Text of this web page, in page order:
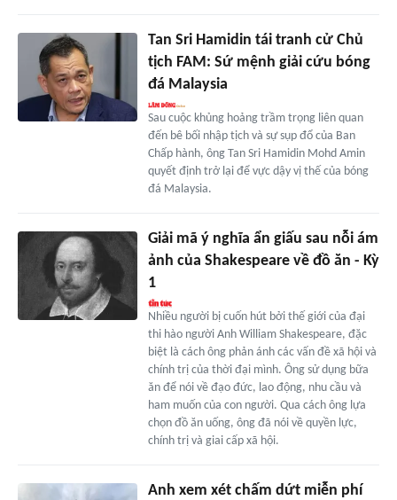
Tan Sri Hamidin tái tranh cử Chủ
tịch FAM: Sứ mệnh giải cứu bóng
đá Malaysia
Sau cuộc khủng hoảng trầm trọng liên quan
đến bê bối nhập tịch và sự sụp đổ của Ban
Chấp hành, ông Tan Sri Hamidin Mohd Amin
quyết định trở lại để vực dậy vị thế của bóng
đá Malaysia.
Giải mã ý nghĩa ẩn giấu sau nỗi ám
ảnh của Shakespeare về đồ ăn - Kỳ
1
Nhiều người bị cuốn hút bởi thế giới của đại
thi hào người Anh William Shakespeare, đặc
biệt là cách ông phản ánh các vấn đề xã hội và
chính trị của thời đại mình. Ông sử dụng bữa
ăn để nói về đạo đức, lao động, nhu cầu và
ham muốn của con người. Qua cách ông lựa
chọn đồ ăn uống, ông đã nói về quyền lực,
chính trị và giai cấp xã hội.
Anh xem xét chấm dứt miễn phí